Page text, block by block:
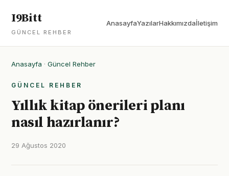
I9Bitt
GÜNCEL REHBER
AnasayfaYazılarHakkımızdaİletişim
Anasayfa · Güncel Rehber
GÜNCEL REHBER
Yıllık kitap önerileri planı
nasıl hazırlanır?
29 Ağustos 2020